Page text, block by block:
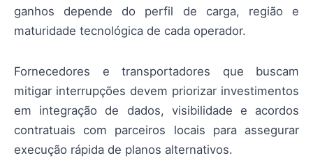
ganhos depende do perfil de carga, região e
maturidade tecnológica de cada operador.
Fornecedores e transportadores que buscam
mitigar interrupções devem priorizar investimentos
em integração de dados, visibilidade e acordos
contratuais com parceiros locais para assegurar
execução rápida de planos alternativos.